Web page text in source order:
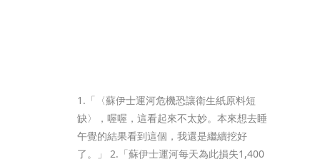
1.「〈蘇伊士運河危機恐讓衛生紙原料短
缺〉，喔喔，這看起來不太妙。本來想去睡
午覺的結果看到這個，我還是繼續挖好
了。」 2.「蘇伊士運河每天為此損失1,400